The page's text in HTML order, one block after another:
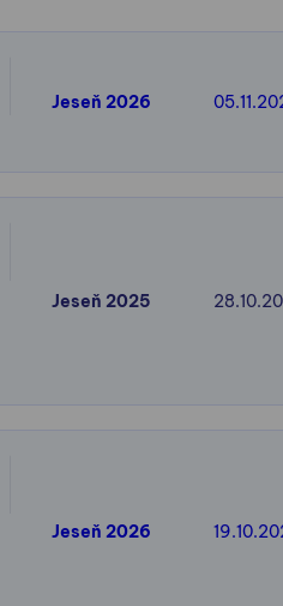
Jeseň 2026
Jeseň 2025
Jeseň 2026